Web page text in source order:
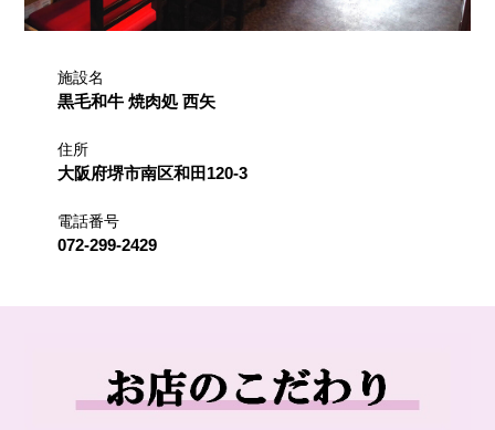
施設名
黒毛和牛 焼肉処 西矢
住所
大阪府堺市南区和田120-3
電話番号
072-299-2429